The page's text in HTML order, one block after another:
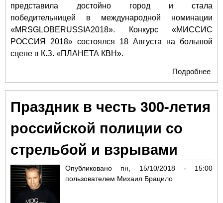
представила достойно город и стала
победительницей в международной номинации
«MRSGLOBERUSSIA2018». Конкурс «МИССИС
РОССИЯ 2018» состоялся 18 Августа на большой
сцене в К.З. «ПЛАНЕТА КВН».
Подробнее
Праздник в честь 300-летия
российской полиции со
стрельбой и взрывами
Опубликовано пн, 15/10/2018 - 15:00
пользователем Михаил Брацило